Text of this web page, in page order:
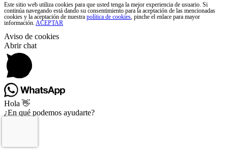
Este sitio web utiliza cookies para que usted tenga la mejor experiencia de usuario. Si
continúa navegando está dando su consentimiento para la aceptación de las mencionadas
cookies y la aceptación de nuestra política de cookies, pinche el enlace para mayor
información. ACEPTAR
Aviso de cookies
Abrir chat
Hola 👋
¿En qué podemos ayudarte?